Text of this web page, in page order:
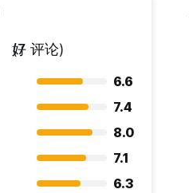
好
(7 评论)
6.6
7.4
8.0
7.1
6.3